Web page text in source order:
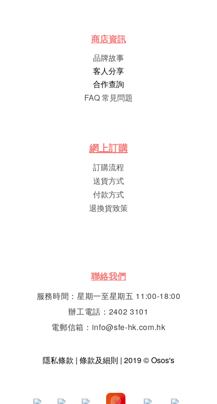
商店資訊
品牌故事
客人分享
合作查詢
FAQ 常見問題
網上訂購
訂購流程
送貨方式
付款方式
退換貨致策
聯絡我們
服務時間：星期一至星期五 11:00-18:00
辦工電話：2402 3101
電郵信箱：info@sfe-hk.com.hk
隱私條款 | 條款及細則 | 2019 © Osos's